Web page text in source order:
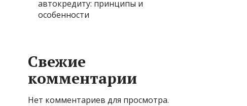
автокредиту: принципы и
особенности
Свежие
комментарии
Нет комментариев для просмотра.